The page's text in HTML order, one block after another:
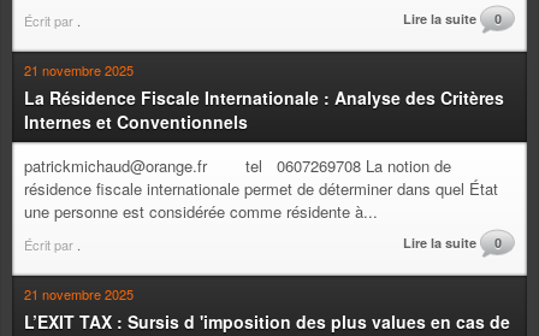
Écrit par Lire la suite 0
21 novembre 2025
La Résidence Fiscale Internationale : Analyse des Critères
Internes et Conventionnels
patrickmichaud@orange.fr tel 0607269708 La notion de
résidence fiscale internationale permet de déterminer dans quel État
une personne est considérée comme résidente à...
Écrit par Lire la suite 0
21 novembre 2025
L’EXIT TAX : Sursis d 'imposition des plus values en cas de